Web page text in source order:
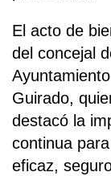
El acto de
del concejal
Guirado,
destacó la
continua
eficaz,